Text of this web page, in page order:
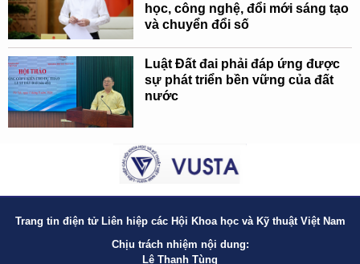
học, công nghệ, đổi mới sáng tạo
và chuyển đổi số
Luật Đất đai phải đáp ứng được
sự phát triển bền vững của đất
nước
Trang tin điện tử Liên hiệp các Hội Khoa học và Kỹ thuật Việt Nam
Chịu trách nhiệm nội dung:
Lê Thanh Tùng